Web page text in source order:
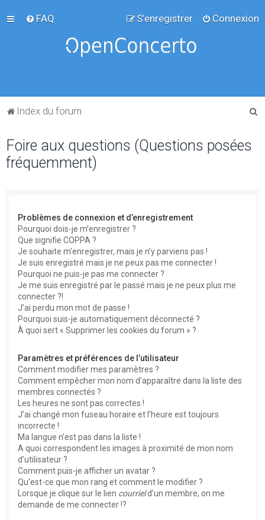
FAQ Connexion
S’enregistrer
Index du forum
Foire aux questions (Questions posées
fréquemment)
Problèmes de connexion et d’enregistrement
Pourquoi dois-je m’enregistrer ?
Que signifie COPPA ?
Je souhaite m’enregistrer, mais je n’y parviens pas !
Je suis enregistré mais je ne peux pas me connecter !
Pourquoi ne puis-je pas me connecter ?
Je me suis enregistré par le passé mais je ne peux plus me
connecter ?!
J’ai perdu mon mot de passe !
Pourquoi suis-je automatiquement déconnecté ?
À quoi sert « Supprimer les cookies du forum » ?
Paramètres et préférences de l’utilisateur
Comment modifier mes paramètres ?
Comment empêcher mon nom d’apparaître dans la liste des
membres connectés ?
Les heures ne sont pas correctes !
J’ai changé mon fuseau horaire et l’heure est toujours
incorrecte !
Ma langue n’est pas dans la liste !
A quoi correspondent les images à proximité de mon nom
d’utilisateur ?
Comment puis-je afficher un avatar ?
Qu’est-ce que mon rang et comment le modifier ?
Lorsque je clique sur le lien courrield’un membre, on me
demande de me connecter !?